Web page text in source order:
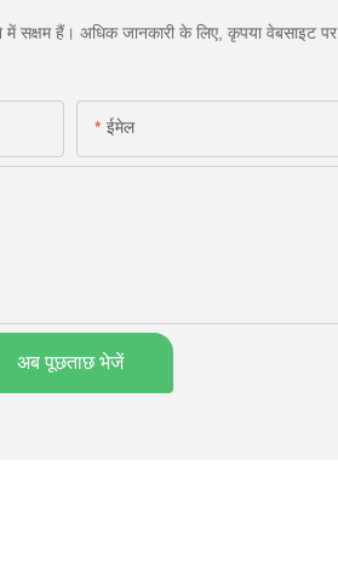
सक्षम हैं। अधिक जानकारी के लिए, कृपया वेबसाइट
ईमेल
अब पूछताछ भेजें